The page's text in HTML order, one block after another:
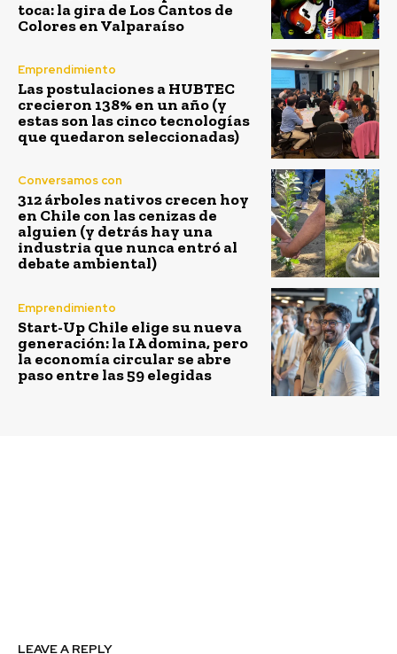
toca: la gira de Los Cantos de
Colores en Valparaíso
Emprendimiento
Las postulaciones a HUBTEC
crecieron 138% en un año (y
estas son las cinco tecnologías
que quedaron seleccionadas)
Conversamos con
312 árboles nativos crecen hoy
en Chile con las cenizas de
alguien (y detrás hay una
industria que nunca entró al
debate ambiental)
Emprendimiento
Start-Up Chile elige su nueva
generación: la IA domina, pero
la economía circular se abre
paso entre las 59 elegidas
LEAVE A REPLY